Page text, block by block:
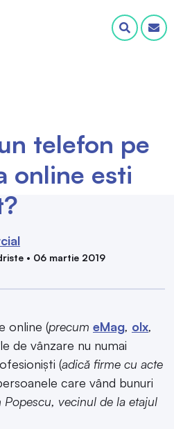
telefon pe
online esti
• 06 martie 2019
online (precum eMag, olx,
de vânzare nu numai
(adică firme cu acte
care vând bunuri
Popescu, vecinul de la etajul